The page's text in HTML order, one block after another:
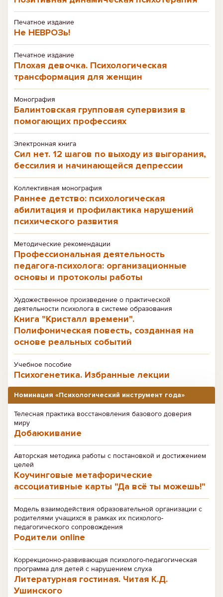
Печатное издание
Не НЕВРОЗь!
Печатное издание
Плохая девочка. Психологическая
трансформация для женщин
Монография
Балинтовская групповая супервизия в
помогающих профессиях
Электронная книга
Сил нет. 12 шагов по выходу из выгорания,
бессилия и начинающейся депрессии
Коллективная монография
Раннее детство: психологическая
абилитация и профилактика нарушений
психического развития
Методические рекомендации
Профессиональная деятельность
педагога-психолога: организационные
основы и протоколы работы
Художественное произведение о практической
деятельности психолога в системе образования
Книга "Кристалл времени".
Полифоническая повесть, созданная на
основе реальных событий
Учебное пособие
Психогенетика. Избранные лекции
Номинация «Психологический инструмент года»
Телесная практика восстановления базового доверия
миру
Добаюкивание
Авторская методика работы с постановкой и достижением
целей
Коучинговые метафорические
ассоциативные карты "Да всё ты можешь!"
Модель взаимодействия образовательной организации с
родителями учащихся в рамках их психолого-
педагогического сопровождения
Родители online
Коррекционно-развивающая психолого-педагогическая
программа для детей с нарушением слуха
Литературная гостиная. Читая К.Д.
Ушинского